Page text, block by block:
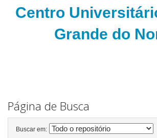
Centro
Grande do
Página de Busca
Buscar em: